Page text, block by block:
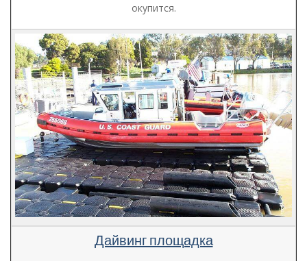
окупится.
Дайвинг площадка